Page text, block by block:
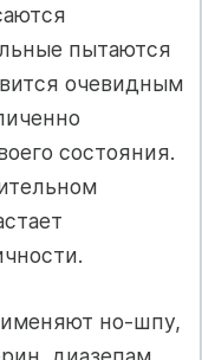
пытаются
очевидным
состояния.
но-шпу,